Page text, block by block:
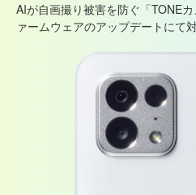
AIが自画撮り被害を防ぐ「TONE
ァームウェアのアップデートにて